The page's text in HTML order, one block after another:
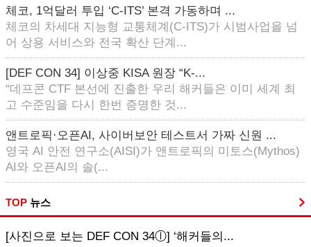
체코, 1억달러 투입 ‘C-ITS’ 본격 가동하며 ...
체코의 차세대 지능형 교통체계(C-ITS)가 시범사업을 넘
어 상용 서비스와 전국 확산 단계...
[DEF CON 34] 이상중 KISA 원장 “K-...
“데프콘 CTF 본선에 진출한 우리 해커들은 이미 세계 최
고 수준임을 다시 한번 증명한 것...
앤트로픽·오픈AI, 사이버보안 테스트서 가짜 신원 ...
영국 AI 안전 연구소(AISI)가 앤트로픽의 미토스(Mythos)
AI와 오픈AI의 솔(...
TOP 뉴스
[사진으로 보는 DEF CON 34ⓛ] ‘해커들의...